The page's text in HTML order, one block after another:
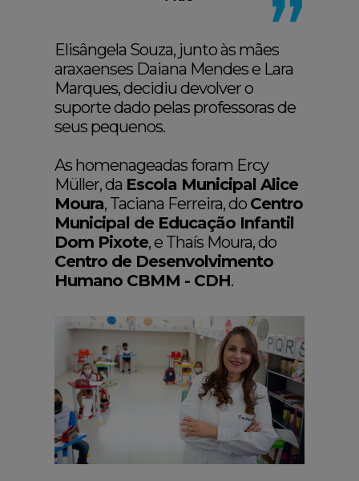
Elisângela Souza, junto às mães
araxaenses Daiana Mendes e Lara
Marques, decidiu devolver o
suporte dado pelas professoras de
seus pequenos.
As homenageadas foram Ercy
Müller, da Escola Municipal Alice
Moura, Taciana Ferreira, do Centro
Municipal de Educação Infantil
Dom Pixote, e Thaís Moura, do
Centro de Desenvolvimento
Humano CBMM - CDH.